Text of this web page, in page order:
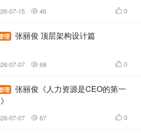
07-15  46  0
理 张丽俊 顶层架构设计篇
07-07  68  0
理
张丽俊《人力资源是CEO的第一
07-07  67  0